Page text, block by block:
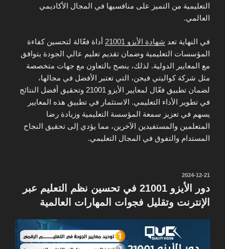
التعليمية من التميز على منافسيها في المجال الأكاديمي
العالمي.
في النهاية تعد شهادة الأيزو 21001
أداة فعّالة لتحسين كفاءة
المؤسسات التعليمية وضمان تقديم تعليم عالي الجودة يتوافق
مع المعايير الدولية. لذلك، ينصح بالتعاون مع جهات متخصصة
مثل شركة كواليتي فيجن، التي تعتبر الأفضل في مجالها،
لضمان تطبيق فعّال لمعايير الأيزو 21001 وتحقيق أفضل النتائج
في تطوير الأداء التعليمي. الاستثمار في تطبيق هذه المعايير
يسهم في تعزيز سمعة المؤسسة التعليمية وزيادة رضا
المتعلمين والمستفيدين الآخرين، مما يؤدي إلى تحقيق النجاح
المستدام والتفوق في المجال التعليمي.
نُشر
2024-12-21
دور الأيزو 21001 في تحسين نظم التعليم عبر
الإنترنت وتقليل فجوات المهارات العالمية